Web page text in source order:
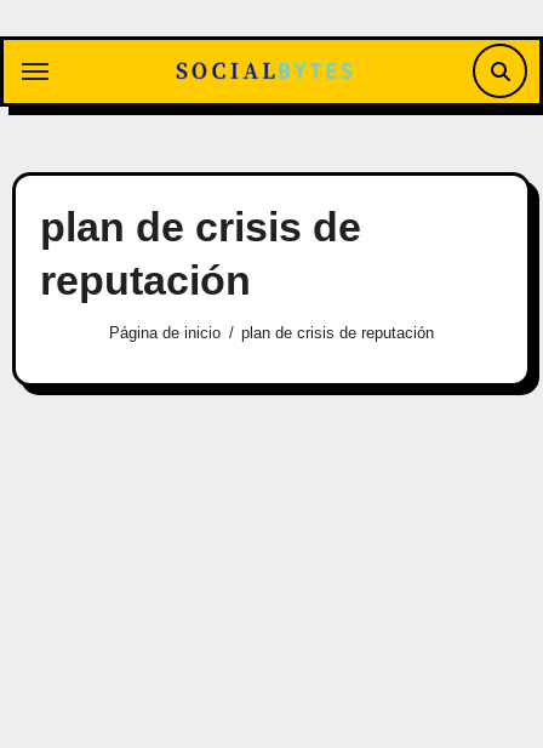
contenido
plan de crisis de
reputación
Página de inicio plan de crisis de reputación